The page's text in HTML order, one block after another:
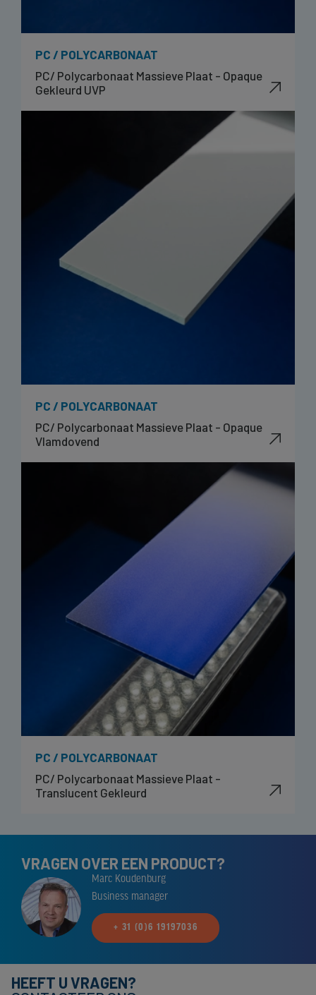
PC / POLYCARBONAAT
PC/ Polycarbonaat Massieve Plaat - Opaque
Gekleurd UVP
PC / POLYCARBONAAT
PC/ Polycarbonaat Massieve Plaat - Opaque
Vlamdovend
PC / POLYCARBONAAT
PC/ Polycarbonaat Massieve Plaat -
Translucent Gekleurd
HEEFT U VRAGEN?
VRAGEN OVER EEN PRODUCT?
Marc Koudenburg
Business manager
+ 31 (0)6 19197036